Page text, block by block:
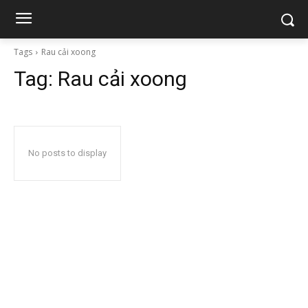
Tags Rau cải xoong
Tag: Rau cải xoong
No posts to display